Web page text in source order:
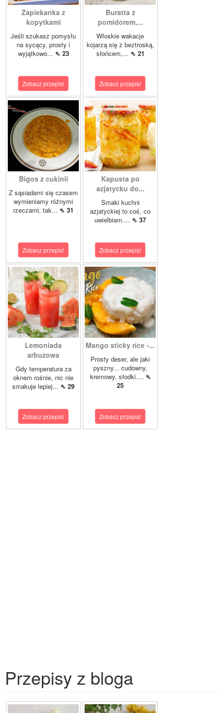
Zapiekanka z
kopytkami
Jeśli szukasz pomysłu
na sycący, prosty i
wyjątkowo... ⇖ 23
Zobacz przepis!
Buratta z
pomidorem,...
Włoskie wakacje
kojarzą się z beztroską,
słońcem,... ⇖ 21
Zobacz przepis!
Bigos z cukinii
Z sąsiadami się czasem
wymieniamy różnymi
rzeczami, tak... ⇖ 31
Zobacz przepis!
Kapusta po
azjatycku do...
Smaki kuchni
azjatyckiej to coś, co
uwielbiam.... ⇖ 37
Zobacz przepis!
Lemoniada
arbuzowa
Gdy temperatura za
oknem rośnie, nic nie
smakuje lepiej... ⇖ 29
Zobacz przepis!
Mango sticky rice -...
Prosty deser, ale jaki
pyszny... cudowny,
kremowy, słodki.... ⇖
25
Zobacz przepis!
Przepisy z bloga